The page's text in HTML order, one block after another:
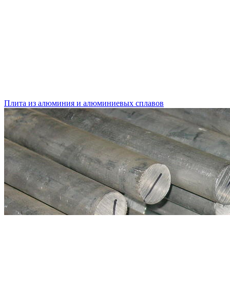
Плита из алюминия и алюминиевых сплавов